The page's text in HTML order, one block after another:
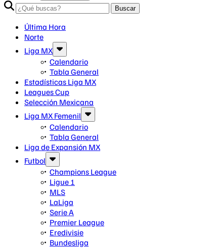
Buscar
Última Hora
Norte
Liga MX
Calendario
Tabla General
Estadísticas Liga MX
Leagues Cup
Selección Mexicana
Liga MX Femenil
Calendario
Tabla General
Liga de Expansión MX
Futbol
Champions League
Ligue 1
MLS
LaLiga
Serie A
Premier League
Eredivisie
Bundesliga